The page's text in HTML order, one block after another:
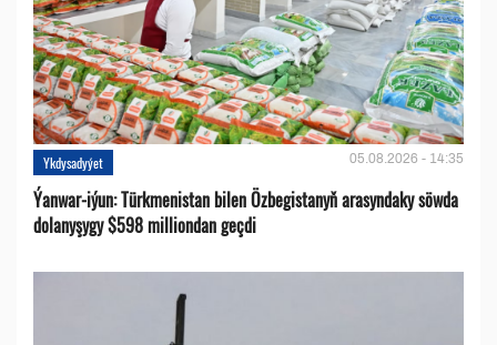
Ykdysadyýet 05.08.2026 - 14:35
Ýanwar-iýun: Türkmenistan bilen Özbegistanyň arasyndaky söwda
dolanyşygy $598 milliondan geçdi